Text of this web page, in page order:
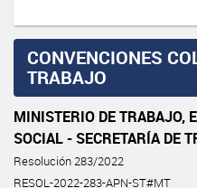
CONVENCIONES
TRABAJO
MINISTERIO DE TRABAJO,
SOCIAL - SECRETARÍA DE
Resolución 283/2022
RESOL-2022-283-APN-ST#MT